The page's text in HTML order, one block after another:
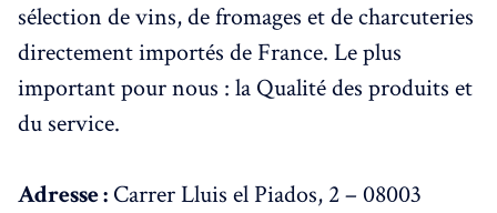
sélection de vins, de fromages et de charcuteries
directement importés de France. Le plus
important pour nous : la Qualité des produits et
du service.
Adresse : Carrer Lluis el Piados, 2 – 08003